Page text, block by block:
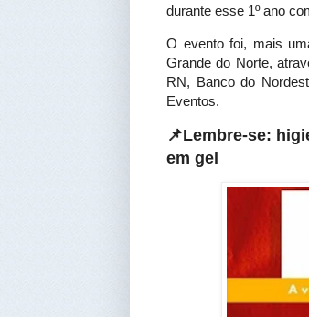
durante esse 1º ano
O evento foi, mais
Grande do Norte,
RN, Banco do
Eventos.
📌Lembre-se:
em gel